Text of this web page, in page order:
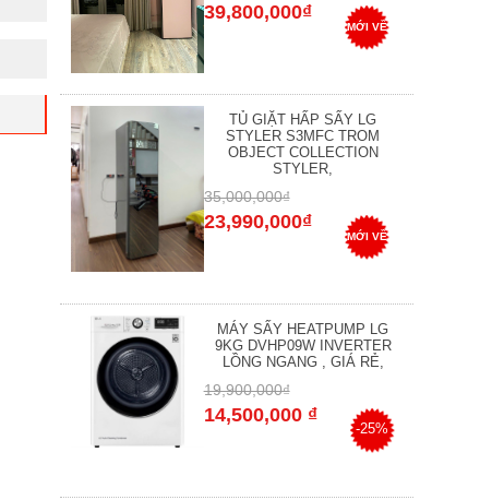
39,800,000₫
MỚI VỀ
TỦ GIẶT HẤP SẤY LG
STYLER S3MFC TROM
OBJECT COLLECTION
STYLER,
35,000,000₫
23,990,000₫
MỚI VỀ
MÁY SẤY HEATPUMP LG
9KG DVHP09W INVERTER
LỒNG NGANG , GIÁ RẺ,
19,900,000₫
14,500,000 ₫
-25%